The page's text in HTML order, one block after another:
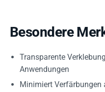
Besondere
Transparente
Anwendungen
Minimiert Verfärbungen